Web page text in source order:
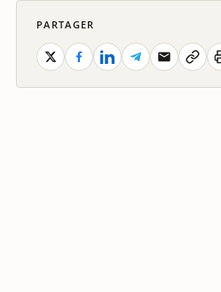
PARTAGER